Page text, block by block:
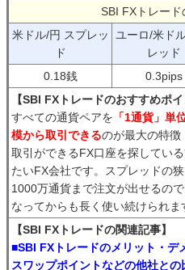
SBI FXトレード
米ドル/円 スプレッ
ド
ユーロ/米ド
レッド
0.18銭 0.3pips
【SBI FXトレードのおすすめポイ
すべての通貨ペアを 「1通貨」単
模から取引できるのが最大の特徴
取引ができるFX口座を探してい
たいFX会社です。スプレッドの
1000万通貨まで注文が出せるの
なってからも長く使い続けられま
【SBI FXトレードの関連記事】
■SBI FXトレードのメリット・デ
スワップポイントなどの他社と